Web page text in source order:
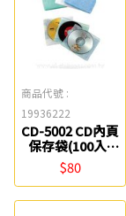
商品代號 :
19936222
CD-5002 CD內頁
保存袋(100入)
Flying
$80